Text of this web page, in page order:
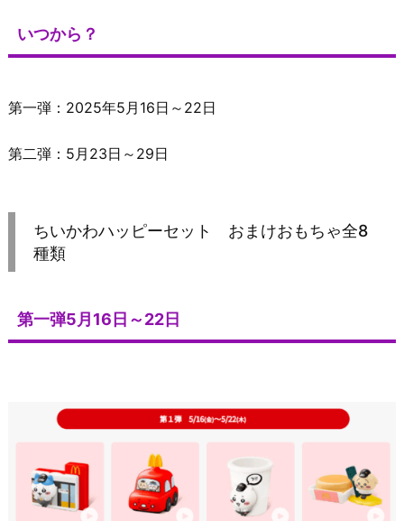
いつから？
第一弾：2025年5月16日～22日
第二弾：5月23日～29日
ちいかわハッピーセット おまけおもちゃ全8
種類
第一弾5月16日～22日